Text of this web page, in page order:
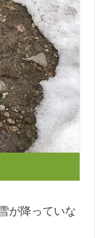
が降っていな